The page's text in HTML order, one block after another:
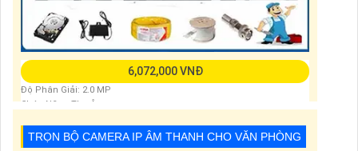
6,072,000 VNĐ
Độ Phân Giải: 2.0 MP
Chức Năng:Thu Âm
TRỌN BỘ CAMERA IP ÂM THANH CHO VĂN PHÒNG